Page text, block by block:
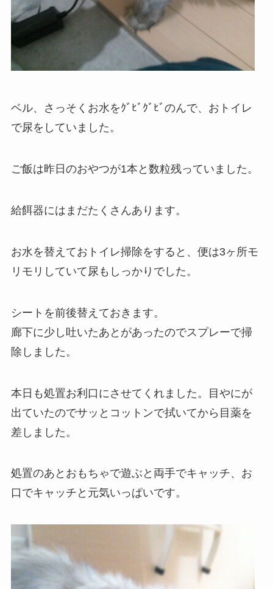
ベル、さっそくお水をｸﾞﾋﾞｸﾞﾋﾞのんで、おトイレ
で尿をしていました。
ご飯は昨日のおやつが1本と数粒残っていました。
給餌器にはまだたくさんあります。
お水を替えておトイレ掃除をすると、便は3ヶ所モ
リモリしていて尿もしっかりでした。
シートを前後替えておきます。
廊下に少し吐いたあとがあったのでスプレーで掃
除しました。
本日も処置お利口にさせてくれました。目やにが
出ていたのでサッとコットンで拭いてから目薬を
差しました。
処置のあとおもちゃで遊ぶと両手でキャッチ、お
口でキャッチと元気いっぱいです。